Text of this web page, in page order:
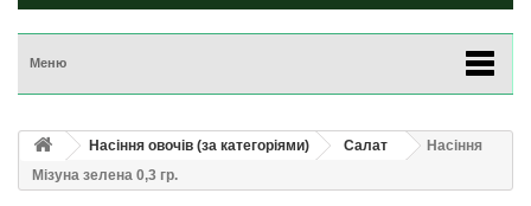
Меню
Насіння овочів (за категоріями) Салат
Насіння
Мізуна зелена 0,3 гр.